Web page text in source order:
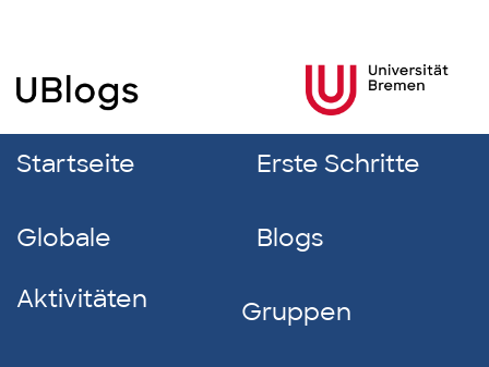
Startseite Erste Schritte
Globale
Aktivitäten
Blogs
Gruppen